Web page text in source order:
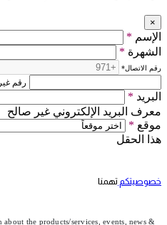
×
الإسم *
الشهرة *
رقم الاتصال*
رقم
البريد *
معرف البريد الإلكتروني غير صالح
موقع *
هذا الحقل
خصوصيتكم تهمنا
the products/services, events, news &